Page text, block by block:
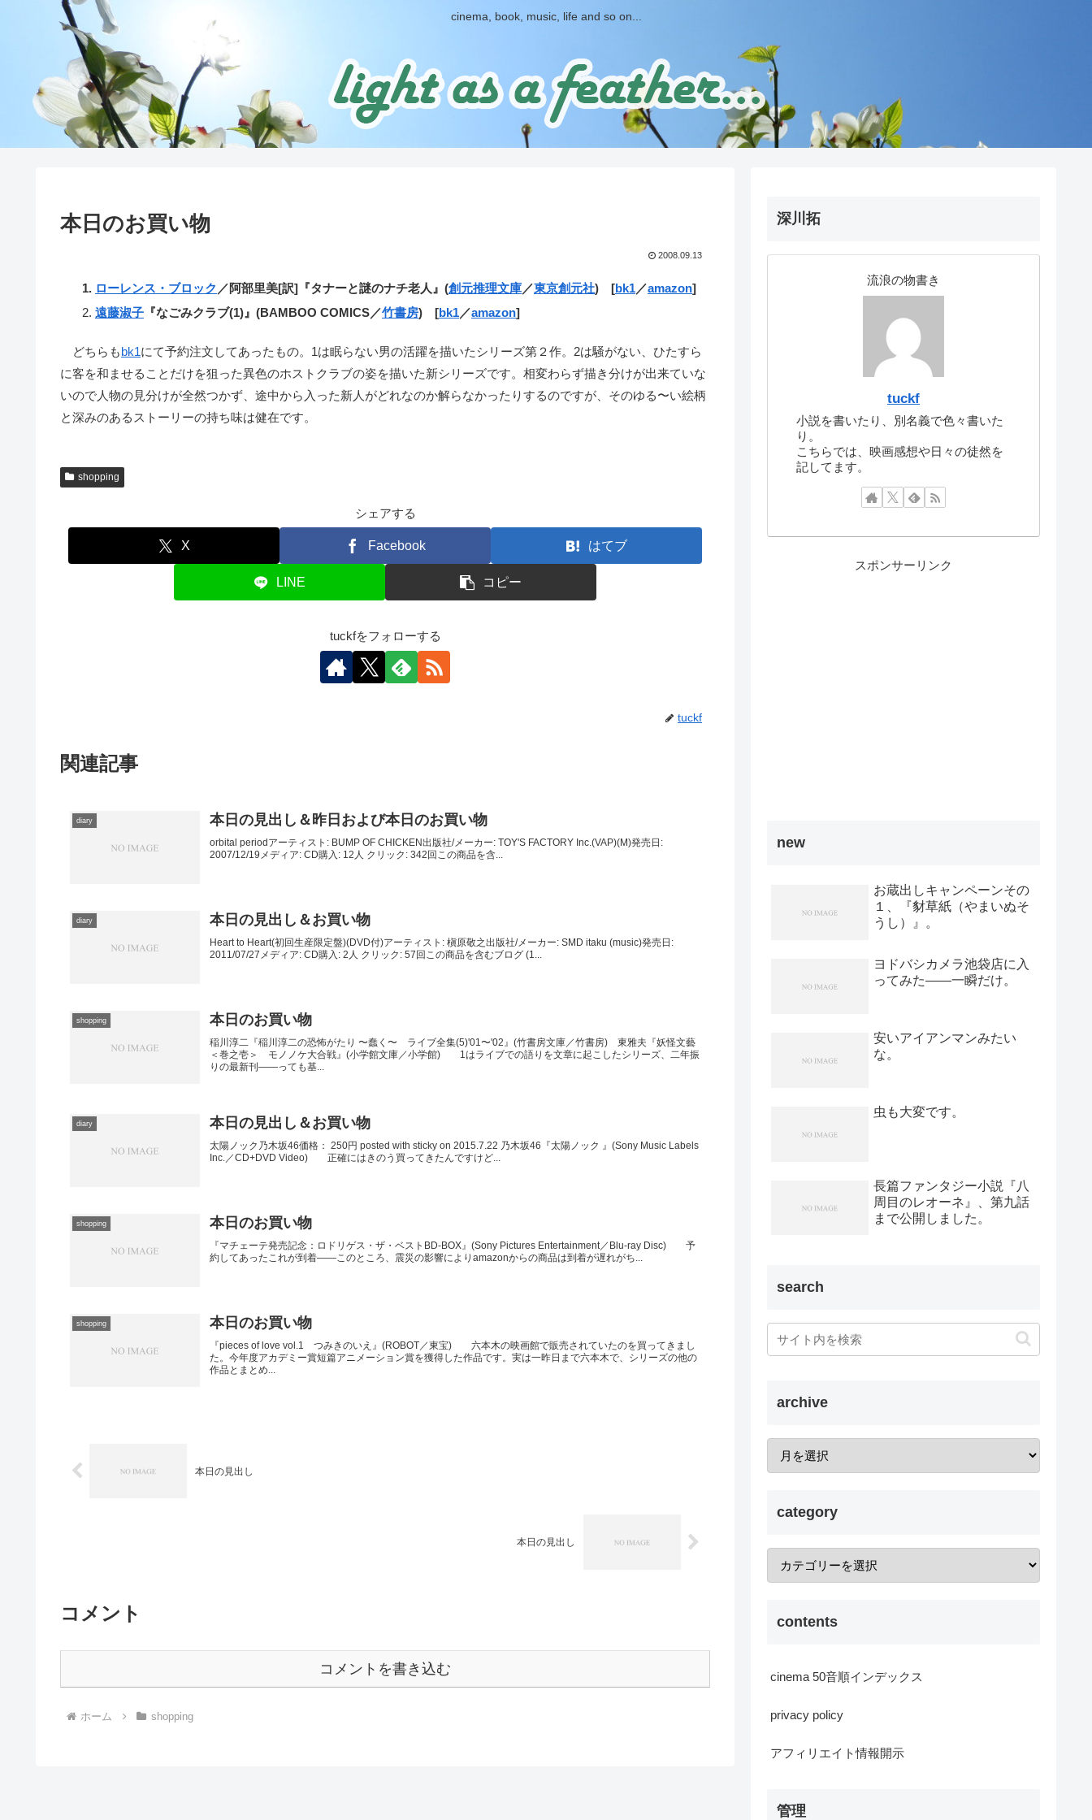
cinema, book, music, life and so on...
本日のお買い物
2008.09.13
ローレンス・ブロック ／阿部里美[訳]『タナーと謎のナチ老人』(創元推理文庫／東京創元社) [bk1／amazon]
遠藤淑子 『なごみクラブ(1)』(BAMBOO COMICS／竹書房) [bk1／amazon]
どちらもbk1にて予約注文してあったもの。1は眠らない男の活躍を描いたシリーズ第２作。2は騒がない、ひたすら
に客を和ませることだけを狙った異色のホストクラブの姿を描いた新シリーズです。相変わらず描き分けが出来ていな
いので人物の見分けが全然つかず、途中から入った新人がどれなのか解らなかったりするのですが、そのゆる〜い絵柄
と深みのあるストーリーの持ち味は健在です。
shopping
シェアする
X Facebook はてブ
LINE コピー
tuckfをフォローする
tuckf
関連記事
diary 本日の見出し＆昨日および本日のお買い物
orbital periodアーティスト: BUMP OF CHICKEN出版社/メーカー: TOY'S FACTORY Inc.(VAP)(M)発売日:
2007/12/19メディア: CD購入: 12人 クリック: 342回この商品を含...
diary 本日の見出し＆お買い物
Heart to Heart(初回生産限定盤)(DVD付)アーティスト: 槇原敬之出版社/メーカー: SMD itaku (music)発売日:
2011/07/27メディア: CD購入: 2人 クリック: 57回この商品を含むブログ (1...
shopping 本日のお買い物
稲川淳二『稲川淳二の恐怖がたり 〜蠢く〜 ライブ全集(5)'01〜'02』(竹書房文庫／竹書房) 東雅夫『妖怪文藝
＜巻之壱＞ モノノケ大合戦』(小学館文庫／小学館) 1はライブでの語りを文章に起こしたシリーズ、二年振
りの最新刊――っても基...
diary 本日の見出し＆お買い物
太陽ノック乃木坂46価格： 250円 posted with sticky on 2015.7.22 乃木坂46『太陽ノック 』(Sony Music Labels
Inc.／CD+DVD Video) 正確にはきのう買ってきたんですけど...
shopping 本日のお買い物
『マチェーテ発売記念：ロドリゲス・ザ・ベストBD-BOX』(Sony Pictures Entertainment／Blu-ray Disc) 予
約してあったこれが到着――このところ、震災の影響によりamazonからの商品は到着が遅れがち...
shopping 本日のお買い物
『pieces of love vol.1 つみきのいえ』(ROBOT／東宝) 六本木の映画館で販売されていたのを買ってきまし
た。今年度アカデミー賞短篇アニメーション賞を獲得した作品です。実は一昨日まで六本木で、シリーズの他の
作品とまとめ...
本日の見出し
本日の見出し
コメント
コメントを書き込む
ホーム shopping
深川拓
流浪の物書き
tuckf
小説を書いたり、別名義で色々書いた
り。
こちらでは、映画感想や日々の徒然を
記してます。
スポンサーリンク
new
お蔵出しキャンペーンその
１、『豺草紙（やまいぬそ
うし）』。
ヨドバシカメラ池袋店に入
ってみた――一瞬だけ。
安いアイアンマンみたい
な。
虫も大変です。
長篇ファンタジー小説『八
周目のレオーネ』、第九話
まで公開しました。
search
archive
category
contents
cinema 50音順インデックス
privacy policy
アフィリエイト情報開示
管理